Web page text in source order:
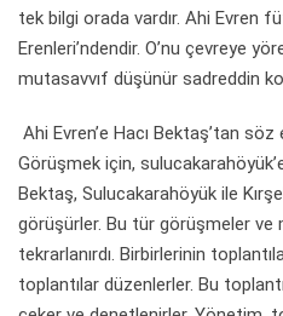
tek bilgi orada vardır. Ahi Evren
Erenleri’ndendir. O’nu çevreye
mutasavvıf düşünür sadreddin
Ahi Evren’e Hacı Bektaş’tan
Görüşmek için,
Bektaş, Sulucakarahöyük ile
görüşürler. Bu tür görüşmeler ve
tekrarlanırdı. Birbirlerinin
toplantılar düzenlerler. Bu